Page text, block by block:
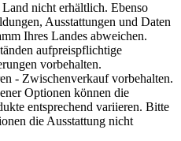
nicht erhältlich. Ebenso
Ausstattungen und Daten
Ihres Landes abweichen.
aufpreispflichtige
vorbehalten.
- Zwischenverkauf vorbehalten.
Optionen können die
entsprechend variieren. Bitte
die Ausstattung nicht